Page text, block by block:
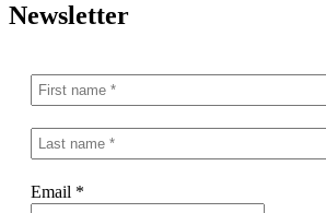
Newsletter
Email *